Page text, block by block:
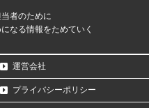
者のために
なる情報をためていく
運営会社
プライバシーポリシー